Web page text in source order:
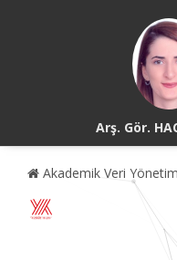
Arş. Gör.
Akademik Veri